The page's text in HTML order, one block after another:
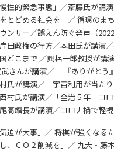
的緊急事態」／斎藤氏が講
どめる社会を」／ 循環のま
ンサー／誤えん防ぐ発声（
政権の行方／本田氏が講演
こまで ／興梠一郎教授が講
んが講演／ 「『ありがとう
が講演／「宇宙利用が当た
村氏が講演／「全治５年 コ
館長が講演／コロナ禍で軽
が大事」／ 将棋が強くなる
ＣＯ２削減を」／ 九大・藤